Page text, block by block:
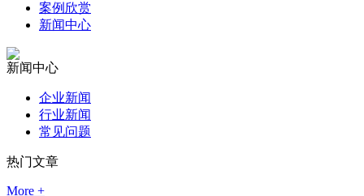
案例欣赏
新闻中心
新闻中心
企业新闻
行业新闻
常见问题
热门文章
More +